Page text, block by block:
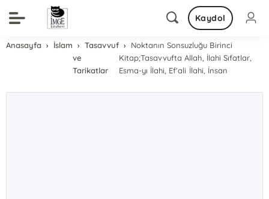
Kaydol
Anasayfa İslam
Tasavvuf
ve
Tarikatlar
Noktanın Sonsuzluğu Birinci
Kitap;Tasavvufta Allah, İlahi Sıfatlar,
Esma-yı İlahi, Ef'ali İlahi, İnsan